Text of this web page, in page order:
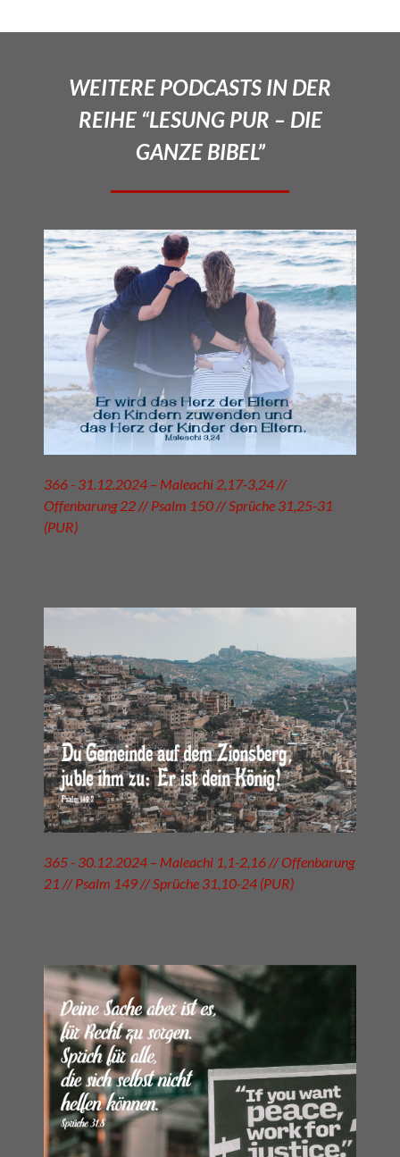
WEITERE PODCASTS IN DER
REIHE “LESUNG PUR – DIE
GANZE BIBEL”
366 - 31.12.2024 – Maleachi 2,17-3,24 //
Offenbarung 22 // Psalm 150 // Sprüche 31,25-31
(PUR)
365 - 30.12.2024 – Maleachi 1,1-2,16 // Offenbarung
21 // Psalm 149 // Sprüche 31,10-24 (PUR)